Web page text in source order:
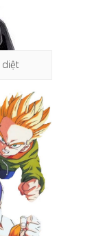
diệt